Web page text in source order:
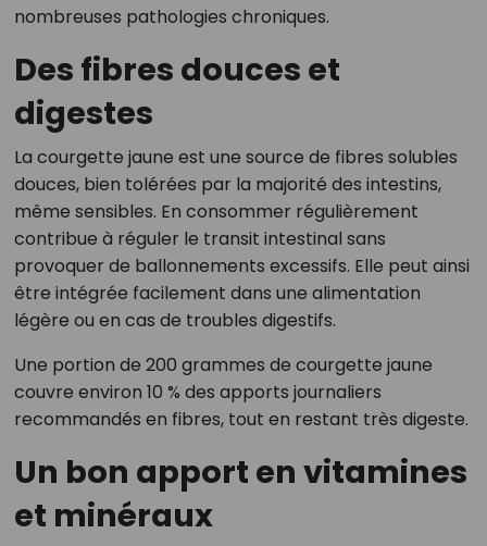
nombreuses pathologies chroniques.
Des fibres douces et
digestes
La courgette jaune est une source de fibres solubles
douces, bien tolérées par la majorité des intestins,
même sensibles. En consommer régulièrement
contribue à réguler le transit intestinal sans
provoquer de ballonnements excessifs. Elle peut ainsi
être intégrée facilement dans une alimentation
légère ou en cas de troubles digestifs.
Une portion de 200 grammes de courgette jaune
couvre environ 10 % des apports journaliers
recommandés en fibres, tout en restant très digeste.
Un bon apport en vitamines
et minéraux